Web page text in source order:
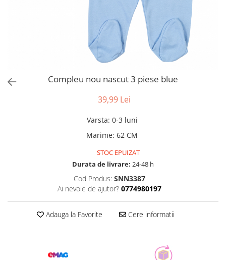
Compleu nou nascut 3 piese blue
39,99 Lei
Varsta: 0-3 luni
Marime: 62 CM
STOC EPUIZAT
Durata de livrare: 24-48 h
Cod Produs: SNN3387
Ai nevoie de ajutor? 0774980197
Adauga la Favorite Cere informatii